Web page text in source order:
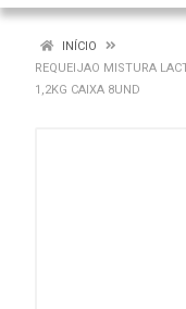
INÍCIO
REQUEIJAO MISTURA
1,2KG CAIXA 8UND